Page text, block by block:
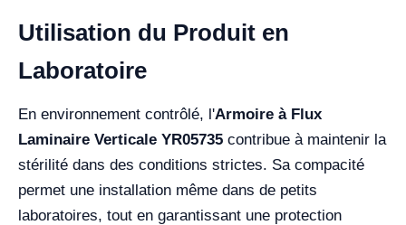
Utilisation du Produit en
Laboratoire
En environnement contrôlé, l'Armoire à Flux
Laminaire Verticale YR05735 contribue à maintenir la
stérilité dans des conditions strictes. Sa compacité
permet une installation même dans de petits
laboratoires, tout en garantissant une protection